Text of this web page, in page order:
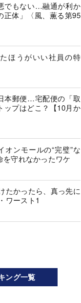
でもない…融通が利か
正体」〈風、薫る第95
ほうがいい社員の特
本郵便…宅配便の「取
ップはどこ？【10月か
オンモールの“完璧”な
を守れなかったワケ
たかったら、真っ先に
ワースト1
ング一覧